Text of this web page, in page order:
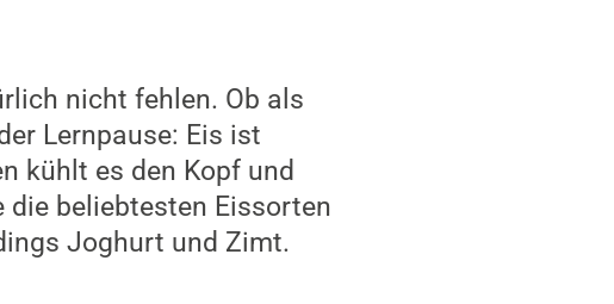
nicht fehlen. Ob als
Lernpause: Eis ist
kühlt es den Kopf und
die beliebtesten Eissorten
Joghurt und Zimt.